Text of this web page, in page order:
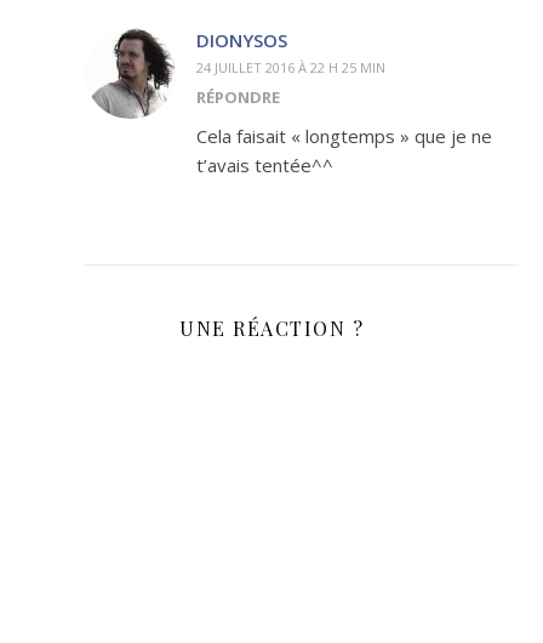
DIONYSOS
24 JUILLET 2016 À 22 H 25 MIN
RÉPONDRE
Cela faisait « longtemps » que je ne
t’avais tentée^^
UNE RÉACTION ?